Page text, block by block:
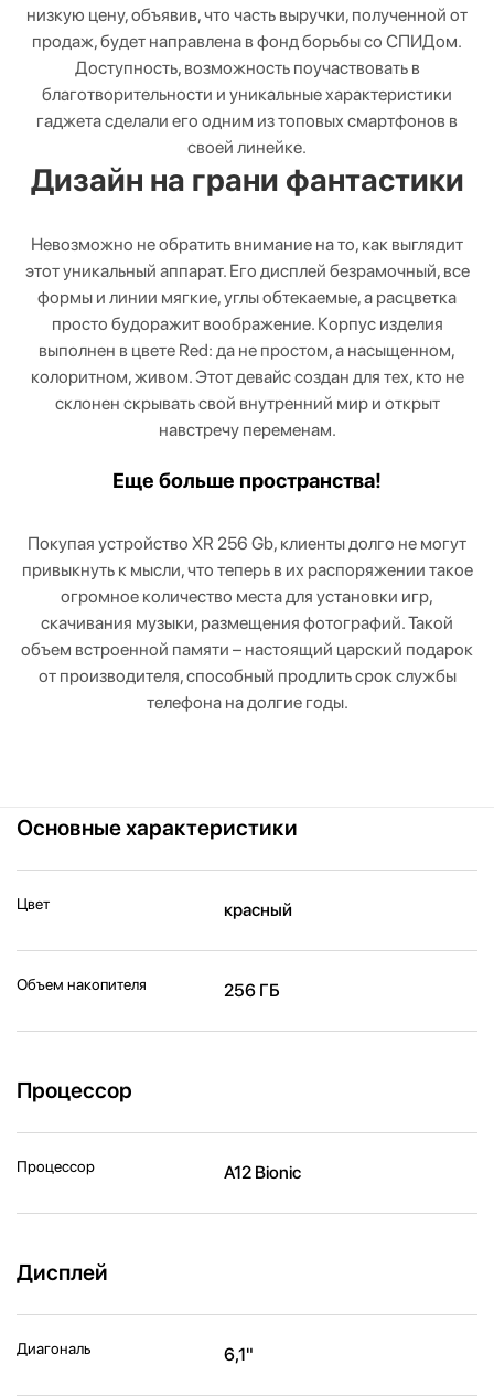
низкую цену, объявив, что часть выручки, полученной от
продаж, будет направлена в фонд борьбы со СПИДом.
Доступность, возможность поучаствовать в
благотворительности и уникальные характеристики
гаджета сделали его одним из топовых смартфонов в
своей линейке.
Дизайн на грани фантастики
Невозможно не обратить внимание на то, как выглядит
этот уникальный аппарат. Его дисплей безрамочный, все
формы и линии мягкие, углы обтекаемые, а расцветка
просто будоражит воображение. Корпус изделия
выполнен в цвете Red: да не простом, а насыщенном,
колоритном, живом. Этот девайс создан для тех, кто не
склонен скрывать свой внутренний мир и открыт
навстречу переменам.
Еще больше пространства!
Покупая устройство XR 256 Gb, клиенты долго не могут
привыкнуть к мысли, что теперь в их распоряжении такое
огромное количество места для установки игр,
скачивания музыки, размещения фотографий. Такой
объем встроенной памяти – настоящий царский подарок
от производителя, способный продлить срок службы
телефона на долгие годы.
Основные характеристики
Цвет красный
Объем накопителя 256 ГБ
Процессор
Процессор A12 Bionic
Дисплей
Диагональ 6,1"